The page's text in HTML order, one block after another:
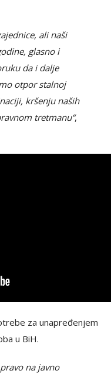
ali naši
glasno i
da i dalje
otpor stalnoj
kršenju naših
tretmanu“,
za unapređenjem
u BiH.
na javno